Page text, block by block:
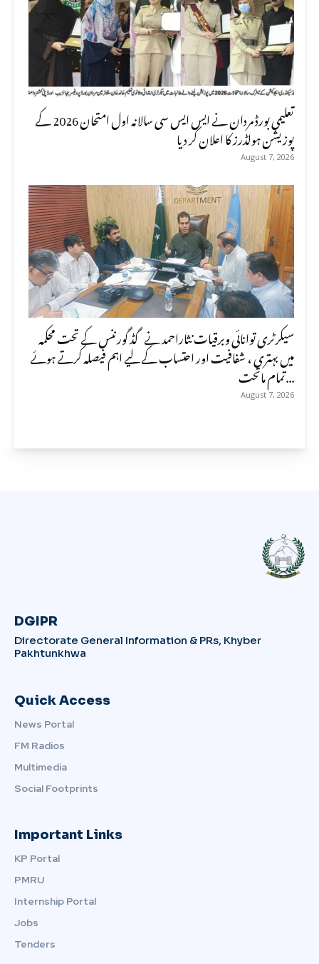
تعلیمی بورڈ مردان نے ایس ایس سی سالانہ اول امتحان 2026 کے
پوزیشن ہولڈرز کا اعلان کر دیا
August 7, 2026
سیکرٹری توانائی وبرقیات نثاراحمد نے گڈ گورننس کے تحت محکمہ
میں بہتری ، شفافیت اور احتساب کے لیے اہم فیصلہ کرتے ہوئے
تمام ماتحت...
August 7, 2026
DGIPR
Directorate General Information & PRs, Khyber
Pakhtunkhwa
Quick Access
News Portal
FM Radios
Multimedia
Social Footprints
Important Links
KP Portal
PMRU
Internship Portal
Jobs
Tenders